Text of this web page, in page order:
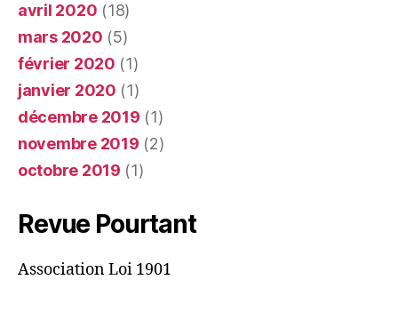
avril 2020 (18)
mars 2020 (5)
février 2020 (1)
janvier 2020 (1)
décembre 2019 (1)
novembre 2019 (2)
octobre 2019 (1)
Revue Pourtant
Association Loi 1901